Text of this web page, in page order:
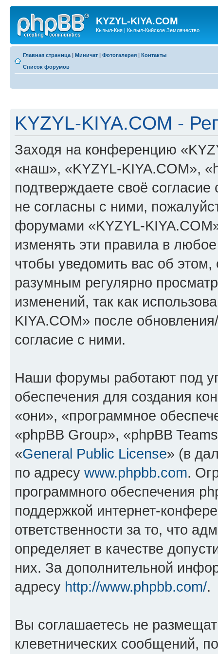
KYZYL-KIYA.COM
Кызыл-Кия | Кызыл-Кийское Землячество
Главная страница | Миничат | Фотогалерея | Контакты
Список форумов
KYZYL-KIYA.COM -
Заходя на конференцию
«наш», «KYZYL-KIYA.COM»,
подтверждаете своё
не согласны с ними,
форумами «KYZYL-
изменять эти правила в
чтобы уведомить вас об
разумным регулярно
изменений, так как
KIYA.COM» после
согласие с ними.
Наши форумы работают под
обеспечения для создания
«они», «программное
«phpBB Group», «phpBB
«General Public License» (в
по адресу www.phpbb.com.
программного обеспечения
поддержкой интернет-
ответственности за то, что
определяет в качестве
них. За дополнительной
адресу http://www.phpbb.com/.
Вы соглашаетесь не
клеветнических сообщений,